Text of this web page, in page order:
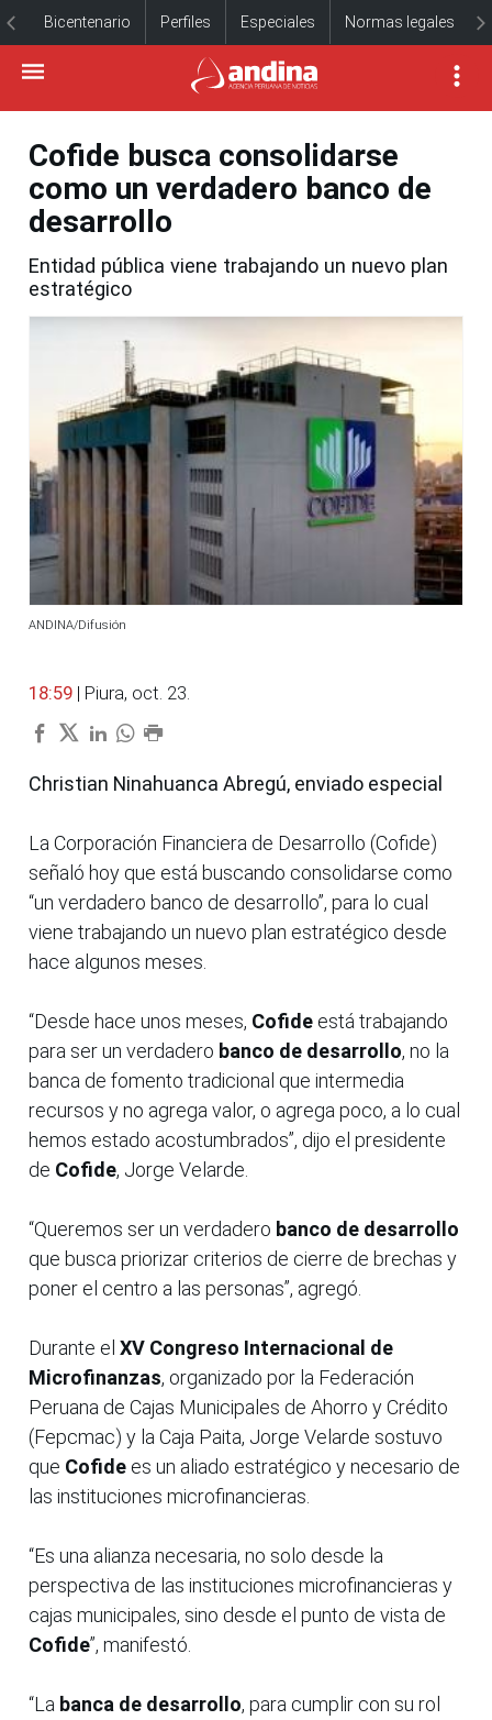
Bicentenario Perfiles Especiales Normas legales
Cofide busca consolidarse
como un verdadero banco de
desarrollo
Entidad pública viene trabajando un nuevo plan
estratégico
ANDINA/Difusión
18:59 | Piura, oct. 23.
Christian Ninahuanca Abregú, enviado especial
La Corporación Financiera de Desarrollo (Cofide)
señaló hoy que está buscando consolidarse como
“un verdadero banco de desarrollo”, para lo cual
viene trabajando un nuevo plan estratégico desde
hace algunos meses.
“Desde hace unos meses, Cofide está trabajando
para ser un verdadero banco de desarrollo, no la
banca de fomento tradicional que intermedia
recursos y no agrega valor, o agrega poco, a lo cual
hemos estado acostumbrados”, dijo el presidente
de Cofide, Jorge Velarde.
“Queremos ser un verdadero banco de desarrollo
que busca priorizar criterios de cierre de brechas y
poner el centro a las personas”, agregó.
Durante el XV Congreso Internacional de
Microfinanzas, organizado por la Federación
Peruana de Cajas Municipales de Ahorro y Crédito
(Fepcmac) y la Caja Paita, Jorge Velarde sostuvo
que Cofide es un aliado estratégico y necesario de
las instituciones microfinancieras.
“Es una alianza necesaria, no solo desde la
perspectiva de las instituciones microfinancieras y
cajas municipales, sino desde el punto de vista de
Cofide”, manifestó.
“La banca de desarrollo, para cumplir con su rol